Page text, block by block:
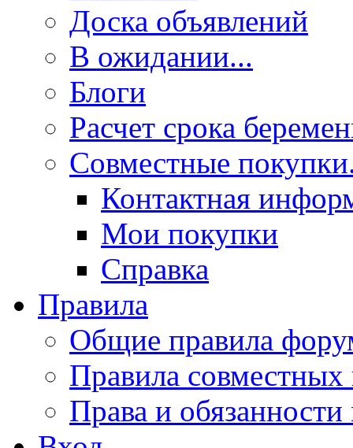
Доска объявлений
В ожидании...
Блоги
Расчет срока
Совместные
Контактная
Мои покупки
Справка
Правила
Общие правила
Правила совместных
Права и